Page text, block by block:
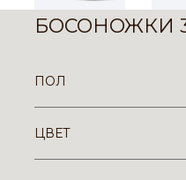
БОСОНОЖКИ
ПОЛ
ЦВЕТ